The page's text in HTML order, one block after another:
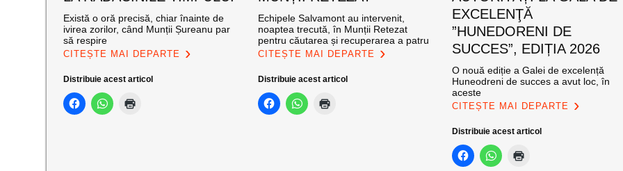
Există o oră precisă, chiar înainte de
ivirea zorilor, când Munții Șureanu par
să respire
CITEȘTE MAI DEPARTE
Distribuie acest articol
Echipele Salvamont au intervenit,
noaptea trecută, în Munții Retezat
pentru căutarea și recuperarea a patru
CITEȘTE MAI DEPARTE
Distribuie acest articol
EXCELENŢĂ
”HUNEDORENI DE
SUCCES”, EDIȚIA 2026
O nouă ediție a Galei de excelență
Huneodreni de succes a avut loc, în
aceste
CITEȘTE MAI DEPARTE
Distribuie acest articol